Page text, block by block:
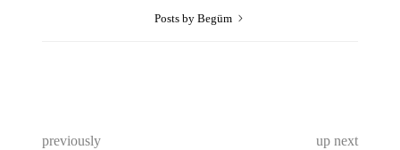
Posts by Begüm
previously
up next